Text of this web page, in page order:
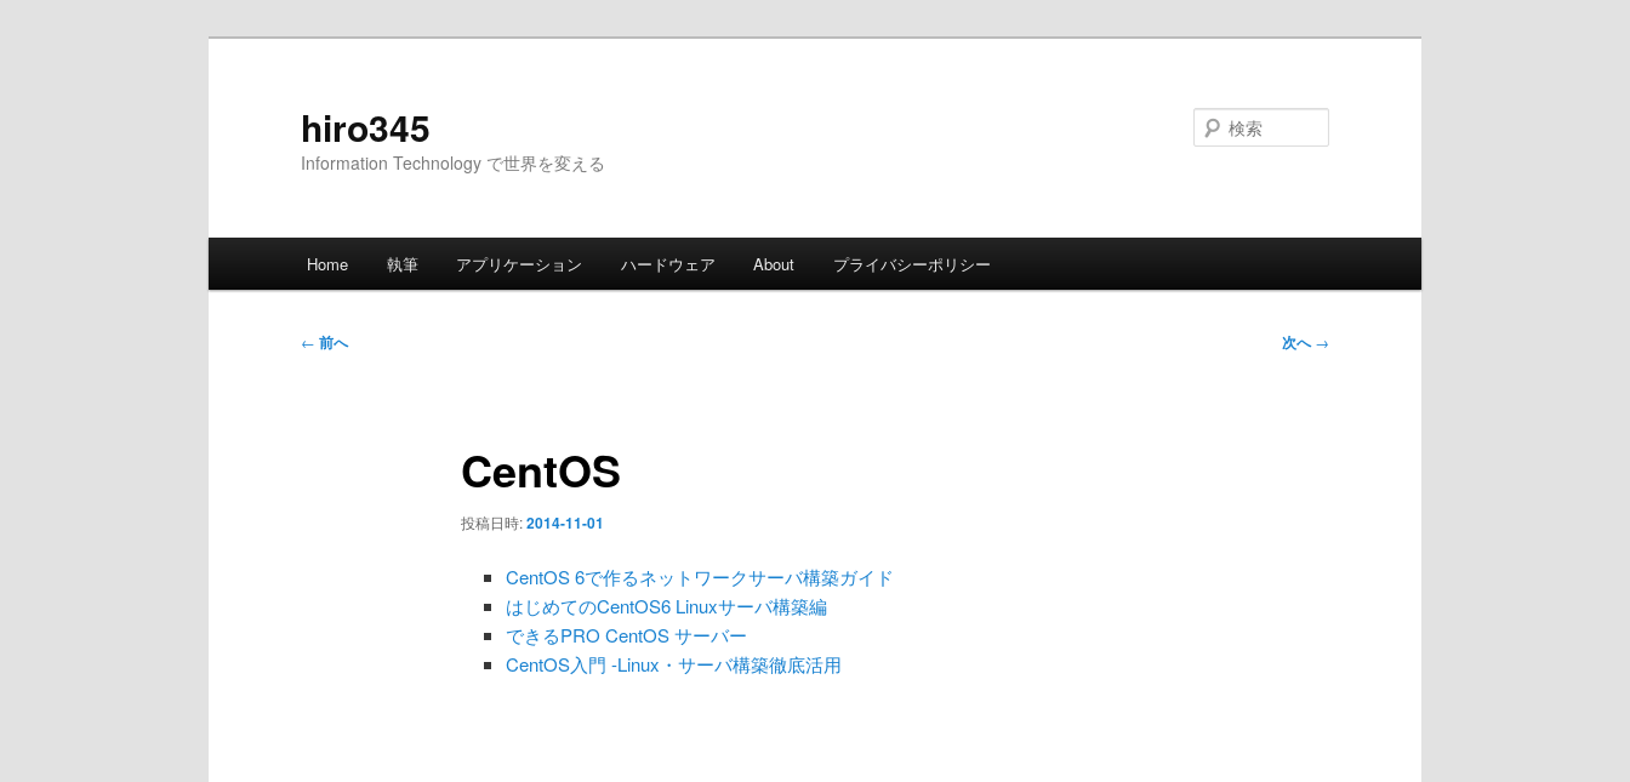
hiro345
Information Technology で世界を変える
Home 執筆 アプリケーション ハードウェア About プライバシーポリシー
投
← 前へ 次へ→
CentOS
投稿日時:2014-11-01
CentOS 6で作るネットワークサーバ構築ガイド
はじめてのCentOS6 Linuxサーバ構築編
できるPRO CentOS サーバー
CentOS入門 -Linux・サーバ構築徹底活用